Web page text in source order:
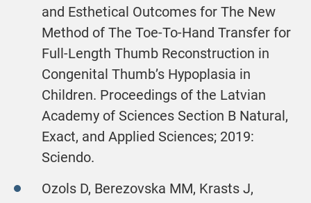
and Esthetical Outcomes for The New
Method of The Toe-To-Hand Transfer for
Full-Length Thumb Reconstruction in
Congenital Thumb’s Hypoplasia in
Children. Proceedings of the Latvian
Academy of Sciences Section B Natural,
Exact, and Applied Sciences; 2019:
Sciendo.
Ozols D, Berezovska MM, Krasts J,